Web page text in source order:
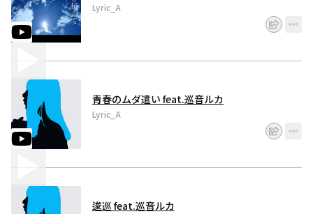
Lyric_A
青春のムダ遣い feat.巡音ルカ
Lyric_A
逡巡 feat.巡音ルカ